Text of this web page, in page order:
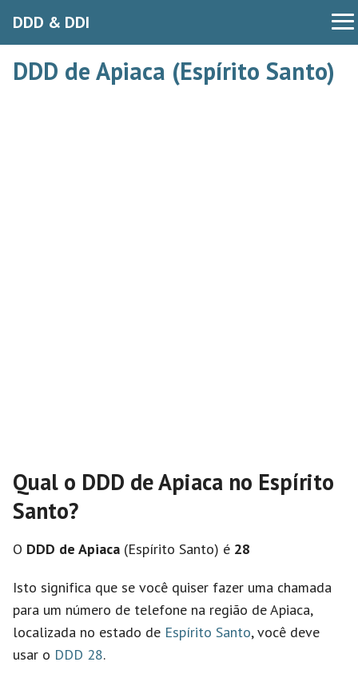
DDD & DDI
DDD de Apiaca (Espírito Santo)
Qual o DDD de Apiaca no Espírito
Santo?
O DDD de Apiaca (Espírito Santo) é 28
Isto significa que se você quiser fazer uma chamada
para um número de telefone na região de Apiaca,
localizada no estado de Espírito Santo, você deve
usar o DDD 28.